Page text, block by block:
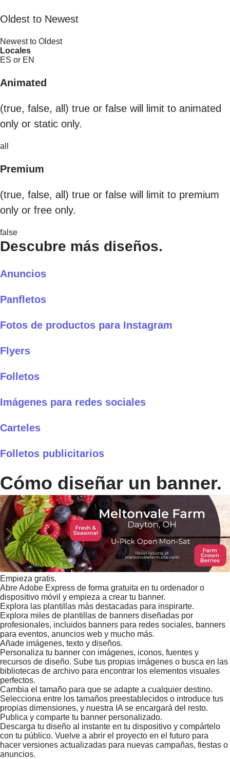
Oldest to Newest
Newest to Oldest
Locales
ES or EN
Animated
(true, false, all) true or false will limit to animated
only or static only.
all
Premium
(true, false, all) true or false will limit to premium
only or free only.
false
Descubre más diseños.
Anuncios
Panfletos
Fotos de productos para Instagram
Flyers
Folletos
Imágenes para redes sociales
Carteles
Folletos publicitarios
Cómo diseñar un banner.
Empieza gratis.
Abre Adobe Express de forma gratuita en tu ordenador o
dispositivo móvil y empieza a crear tu banner.
Explora las plantillas más destacadas para inspirarte.
Explora miles de plantillas de banners diseñadas por
profesionales, incluidos banners para redes sociales, banners
para eventos, anuncios web y mucho más.
Añade imágenes, texto y diseños.
Personaliza tu banner con imágenes, iconos, fuentes y
recursos de diseño. Sube tus propias imágenes o busca en las
bibliotecas de archivo para encontrar los elementos visuales
perfectos.
Cambia el tamaño para que se adapte a cualquier destino.
Selecciona entre los tamaños preestablecidos o introduce tus
propias dimensiones, y nuestra IA se encargará del resto.
Publica y comparte tu banner personalizado.
Descarga tu diseño al instante en tu dispositivo y compártelo
con tu público. Vuelve a abrir el proyecto en el futuro para
hacer versiones actualizadas para nuevas campañas, fiestas o
anuncios.